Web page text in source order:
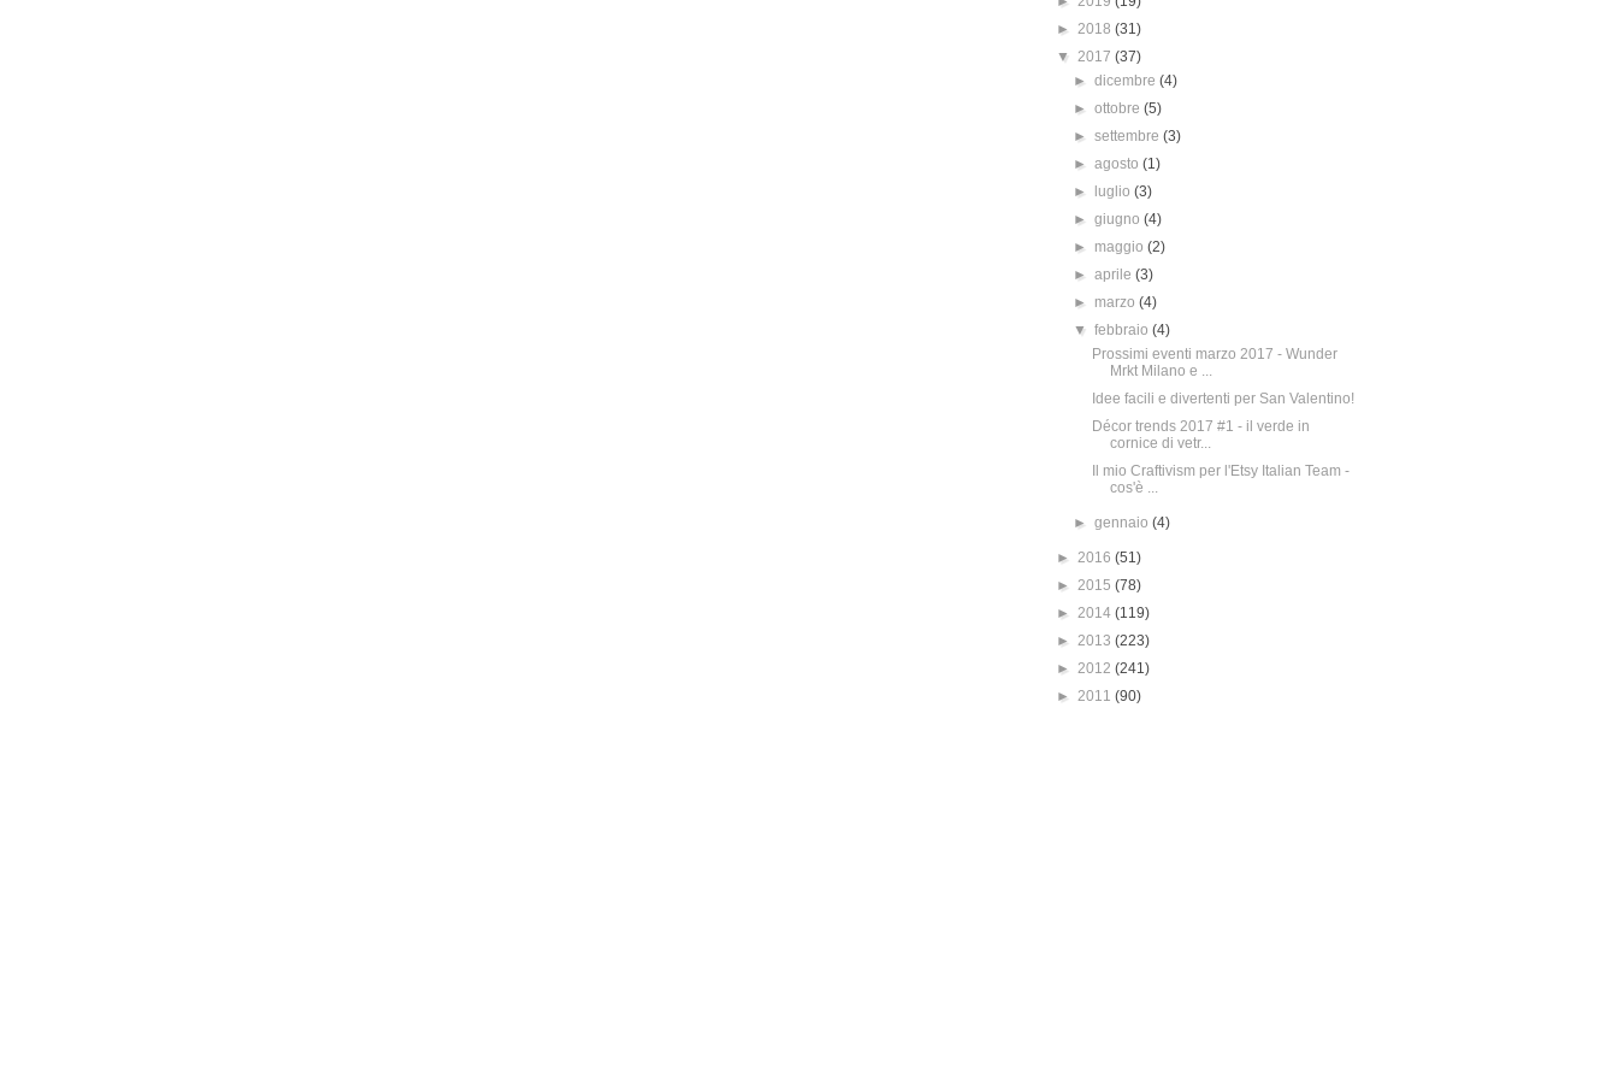
► 2018 (31)
▼ 2017 (37)
►dicembre(4)
►ottobre(5)
►settembre(3)
►agosto(1)
►
luglio(3)
►giugno(4)
► maggio(2)
►aprile(3)
► marzo(4)
▼febbraio(4)
Prossimi eventi marzo 2017 - Wunder
Mrkt Milano e ...
Idee facili e divertenti per San Valentino!
Décor trends 2017 #1 - il verde in
cornice di vetr...
Il mio Craftivism per l'Etsy Italian Team -
cos'è ...
►gennaio(4)
► 2016 (51)
► 2015 (78)
► 2014 (119)
► 2013 (223)
► 2012 (241)
► 2011 (90)